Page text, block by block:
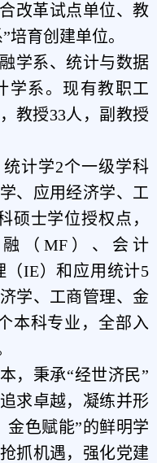
改革试点单位、教
培育创建单位。
学系、统计与数据
学系。现有教职工
教授33人，副教授
计学2个一级学科
、应用经济学、工
硕士学位授权点，
（MF）、会计
（IE）和应用统计5
学、工商管理、金
本科专业，全部入
，秉承“经世济民”
求卓越，凝练并形
金色赋能”的鲜明学
抓机遇，强化党建